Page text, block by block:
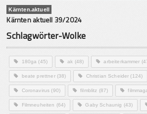
Kärnten.aktuell
Kärnten aktuell 39/2024
Schlagwörter-Wolke
180ga (45) ak (48) arbeiterkammer
beate prettner(38) Christian Scheider (124)
Coronavirus (90) filmblitz (87)
Filmneuheiten (64) Gaby Schaunig (43)